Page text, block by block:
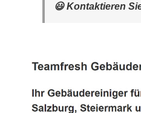
😃 Kontaktieren